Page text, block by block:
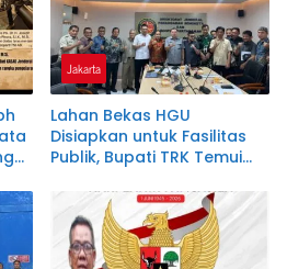
Jakarta
Lahan Bekas HGU
Disiapkan untuk Fasilitas
Publik, Bupati TRK Temui
ATR/BPN